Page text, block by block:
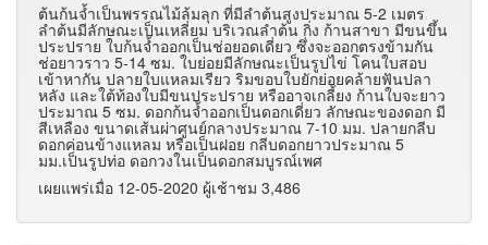
ต้นก้นจ้ำเป็นพรรณไม้ล้มลุก ที่มีลำต้นสูงประมาณ 5-2 เมตร
ลำต้นมีลักษณะเป็นเหลี่ยม บริเวณลำต้น กิ่ง ก้านสาขา มีขนขึ้น
ประปราย ใบก้นจ้ำออกเป็นช่อยอดเดี่ยว ซึ่งจะออกตรงข้ามกัน
ช่อยาวราว 5-14 ซม. ใบย่อยมีลักษณะเป็นรูปไข่ โคนใบสอบ
เข้าหากัน ปลายใบแหลมเรียว ริมขอบใบยักย่อยคล้ายฟันปลา
หลัง และใต้ท้องใบมีขนประปราย หรืออาจเกลี้ยง ก้านใบจะยาว
ประมาณ 5 ซม. ดอกก้นจ้ำออกเป็นดอกเดี่ยว ลักษณะของดอก มี
สีเหลือง ขนาดเส้นผ่าศูนย์กลางประมาณ 7-10 มม. ปลายกลีบ
ดอกค่อนข้างแหลม หรือเป็นฝอย กลีบดอกยาวประมาณ 5
มม.เป็นรูปท่อ ดอกวงในเป็นดอกสมบูรณ์เพศ
เผยแพร่เมื่อ 12-05-2020 ผู้เช้าชม 3,486